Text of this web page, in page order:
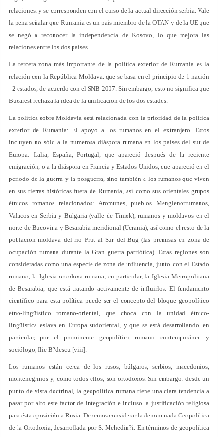
relaciones, y se corresponden con el curso de la actual dirección serbia. Vale
la pena señalar que Rumania es un país miembro de la OTAN y de la UE que
se negó a reconocer la independencia de Kosovo, lo que mejora las
relaciones entre los dos países.
La tercera zona más importante de la política exterior de Rumanía es la
relación con la República Moldava, que se basa en el principio de 1 nación
- 2 estados, de acuerdo con el SNB-2007. Sin embargo, esto no significa que
Bucarest rechaza la idea de la unificación de los dos estados.
La política sobre Moldavia está relacionada con la prioridad de la política
exterior de Rumanía: El apoyo a los rumanos en el extranjero. Estos
incluyen no sólo a la numerosa diáspora rumana en los países del sur de
Europa: Italia, España, Portugal, que apareció después de la reciente
emigración, o a la diáspora en Francia y Estados Unidos, que apareció en el
período de la guerra y la posguerra, sino también a los rumanos que viven
en sus tierras históricas fuera de Rumania, así como sus orientales grupos
étnicos romanos relacionados: Aromunes, pueblos Menglenorrumanos,
Valacos en Serbia y Bulgaria (valle de Timok), rumanos y moldavos en el
norte de Bucovina y Besarabia meridional (Ucrania), así como el resto de la
población moldava del río Prut al Sur del Bug (las premisas en zona de
ocupación rumana durante la Gran guerra patriótica). Estas regiones son
consideradas como una especie de zona de influencia, junto con el Estado
rumano, la Iglesia ortodoxa rumana, en particular, la Iglesia Metropolitana
de Besarabia, que está tratando activamente de influirlos. El fundamento
científico para esta política puede ser el concepto del bloque geopolítico
etno-lingüístico romano-oriental, que choca con la unidad étnico-
lingüística eslava en Europa sudoriental, y que se está desarrollando, en
particular, por el prominente geopolítico rumano contemporáneo y
sociólogo, Ilie B?descu [viii].
Los rumanos están cerca de los rusos, búlgaros, serbios, macedonios,
montenegrinos y, como todos ellos, son ortodoxos. Sin embargo, desde un
punto de vista doctrinal, la geopolítica rumana tiene una clara tendencia a
pasar por alto este factor de integración e incluso la justificación religiosa
para ésta oposición a Rusia. Debemos considerar la denominada Geopolítica
de la Ortodoxia, desarrollada por S. Mehedin?i. En términos de geopolítica